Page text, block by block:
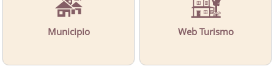
Municipio Web Turismo